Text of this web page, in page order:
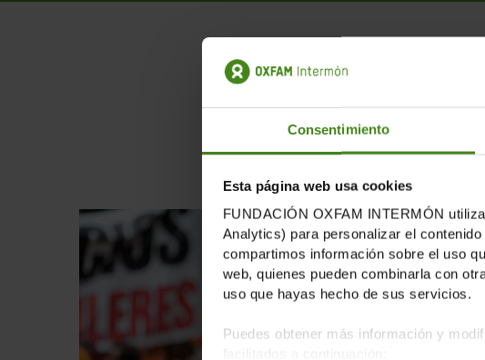
Consentimiento
Esta página web usa cookies
FUNDACIÓN OXFAM INTERMÓN
Analytics) para personalizar el
compartimos información sobre el uso
web, quienes pueden combinarla con
uso que hayas hecho de sus servicios.
Puedes obtener más información y